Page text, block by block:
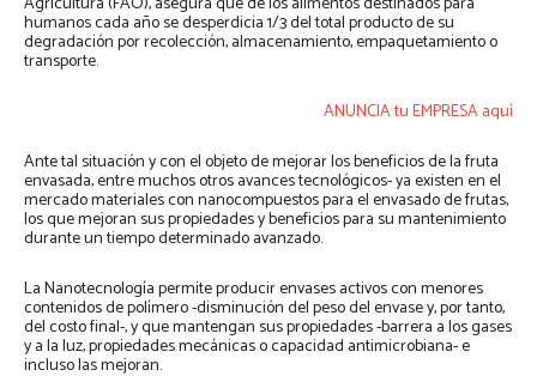
humanos cada año se desperdicia 1/3 del total producto de su
degradación por recolección, almacenamiento, empaquetamiento o
transporte.
ANUNCIA tu EMPRESA aquí
Ante tal situación y con el objeto de mejorar los beneficios de la fruta
envasada, entre muchos otros avances tecnológicos- ya existen en el
mercado materiales con nanocompuestos para el envasado de frutas,
los que mejoran sus propiedades y beneficios para su mantenimiento
durante un tiempo determinado avanzado.
La Nanotecnología permite producir envases activos con menores
contenidos de polímero -disminución del peso del envase y, por tanto,
del costo final-, y que mantengan sus propiedades -barrera a los gases
y a la luz, propiedades mecánicas o capacidad antimicrobiana- e
incluso las mejoran.